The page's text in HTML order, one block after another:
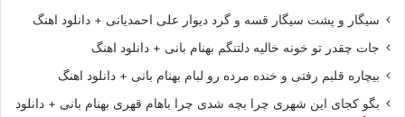
سیگار و پشت سیگار قسه و گرد دیوار علی احمدیانی + دانلود اهنگ
جات چقدر تو خونه خالیه دلتنگم بهنام بانی + دانلود اهنگ
بیچاره قلبم رفتی و خنده مرده رو لبام بهنام بانی + دانلود اهنگ
بگو کجای این شهری چرا بچه شدی چرا باهام قهری بهنام بانی + دانلود